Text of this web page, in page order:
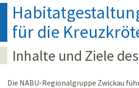
für die
Inhalte und Ziele
Die NABU-Regionalgruppe Zwickau